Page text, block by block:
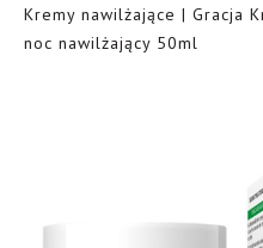
Kremy nawilżające | Gracja
noc nawilżający 50ml